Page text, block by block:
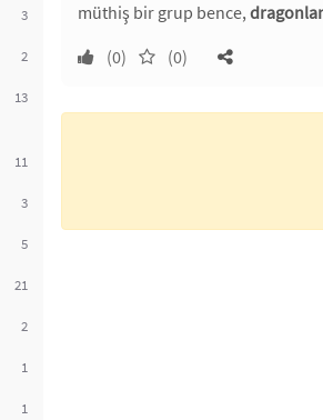
3
2
13
11
3
5
21
2
1
1
müthiş bir grup bence,
(0)
(0)